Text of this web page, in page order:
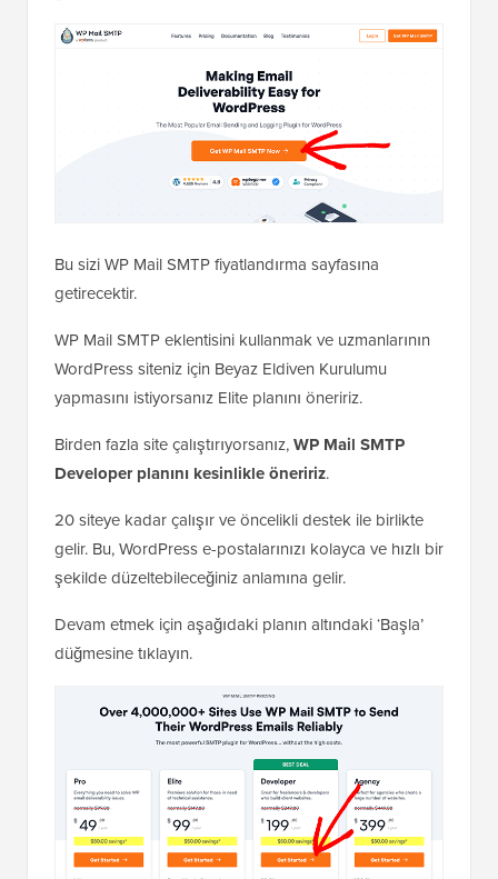
Bu sizi WP Mail SMTP fiyatlandırma sayfasına
getirecektir.
WP Mail SMTP eklentisini kullanmak ve uzmanlarının
WordPress siteniz için Beyaz Eldiven Kurulumu
yapmasını istiyorsanız Elite planını öneririz.
Birden fazla site çalıştırıyorsanız,WP Mail SMTP
Developer planını kesinlikle öneririz.
20 siteye kadar çalışır ve öncelikli destek ile birlikte
gelir. Bu, WordPress e-postalarınızı kolayca ve hızlı bir
şekilde düzeltebileceğiniz anlamına gelir.
Devam etmek için aşağıdaki planın altındaki ‘Başla’
düğmesine tıklayın.